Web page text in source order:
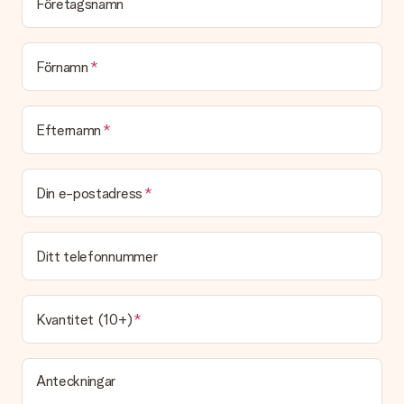
Skickas fakturan tillsammans med produkten?
skickas alltid med e-postbekräftelsen och du hittar även dina
fakturor på ditt MySurprise-konto. Det innebär att gåvan kan
skickas direkt till mottagaren och bli en sann överraskning!
Företagsnamn
Förnamn
Efternamn
Din e-postadress
Ditt telefonnummer
Kvantitet (10+)
Anteckningar